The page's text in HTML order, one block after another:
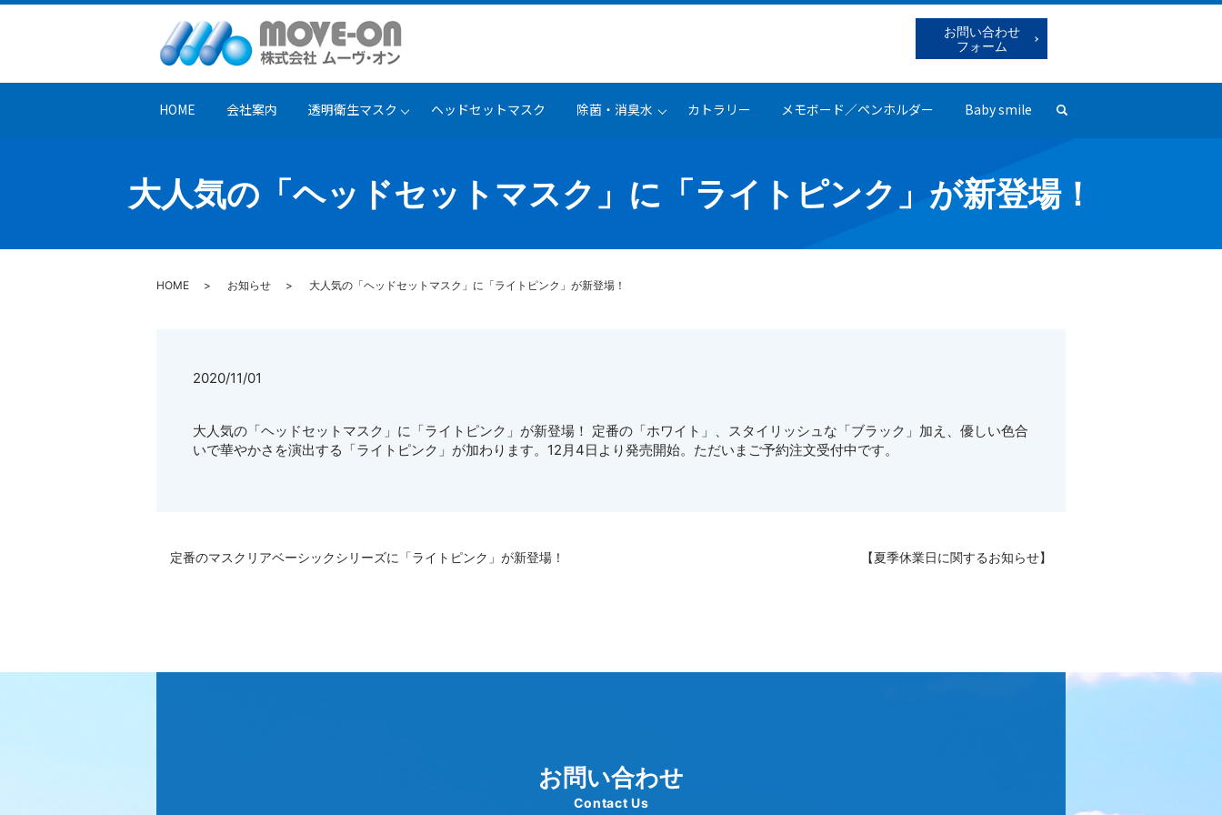
お問い合わせ
フォーム
HOME 会社案内 透明衛生マスク ヘッドセットマスク 除菌・消臭水 カトラリー メモボード／ペンホルダー Baby smile search
大人気の「ヘッドセットマスク」に「ライトピンク」が新登場！
HOME お知らせ 大人気の「ヘッドセットマスク」に「ライトピンク」が新登場！
2020/11/01
大人気の「ヘッドセットマスク」に「ライトピンク」が新登場！ 定番の「ホワイト」、スタイリッシュな「ブラック」加え、優しい色合
いで華やかさを演出する「ライトピンク」が加わります。12月4日より発売開始。ただいまご予約注文受付中です。
定番のマスクリアベーシックシリーズに「ライトピンク」が新登場！ 【夏季休業日に関するお知らせ】
お問い合わせ
Contact Us